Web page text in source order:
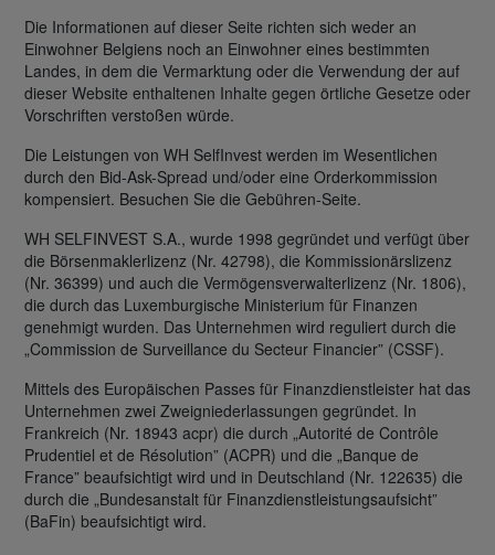
Die Informationen auf dieser Seite richten sich weder an
Einwohner Belgiens noch an Einwohner eines bestimmten
Landes, in dem die Vermarktung oder die Verwendung der auf
dieser Website enthaltenen Inhalte gegen örtliche Gesetze oder
Vorschriften verstoßen würde.
Die Leistungen von WH SelfInvest werden im Wesentlichen
durch den Bid-Ask-Spread und/oder eine Orderkommission
kompensiert. Besuchen Sie die Gebühren-Seite.
WH SELFINVEST S.A., wurde 1998 gegründet und verfügt über
die Börsenmaklerlizenz (Nr. 42798), die Kommissionärslizenz
(Nr. 36399) und auch die Vermögensverwalterlizenz (Nr. 1806),
die durch das Luxemburgische Ministerium für Finanzen
genehmigt wurden. Das Unternehmen wird reguliert durch die
„Commission de Surveillance du Secteur Financier” (CSSF).
Mittels des Europäischen Passes für Finanzdienstleister hat das
Unternehmen zwei Zweigniederlassungen gegründet. In
Frankreich (Nr. 18943 acpr) die durch „Autorité de Contrôle
Prudentiel et de Résolution” (ACPR) und die „Banque de
France” beaufsichtigt wird und in Deutschland (Nr. 122635) die
durch die „Bundesanstalt für Finanzdienstleistungsaufsicht”
(BaFin) beaufsichtigt wird.